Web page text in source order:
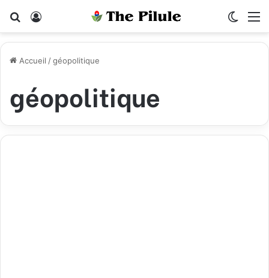
Rechercher
Accueil /géopolitique
géopolitique